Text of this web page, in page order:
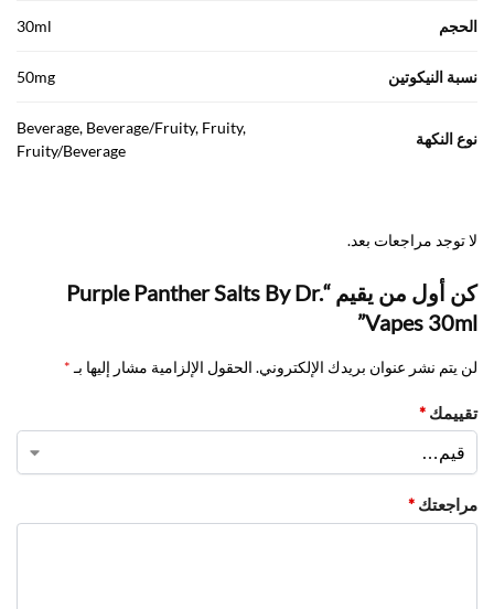
الحجم 30ml
نسبة النيكوتين 50mg
نوع النكهة
Beverage, Beverage/Fruity, Fruity,
Fruity/Beverage
لا توجد مراجعات بعد.
كن أول من يقيم “Purple Panther Salts By Dr.
Vapes 30ml”
لن يتم نشر عنوان بريدك الإلكتروني. الحقول الإلزامية مشار إليها بـ*
تقييمك *
مراجعتك *